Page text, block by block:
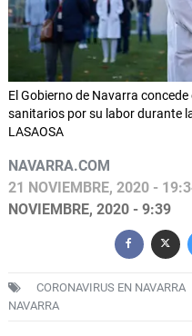
El Gobierno de Navarra
sanitarios por su labor durante
LASAOSA
NAVARRA.COM
21 NOVIEMBRE, 2020 -
NOVIEMBRE, 2020 - 9:39
CORONAVIRUS EN NAVARRA
NAVARRA